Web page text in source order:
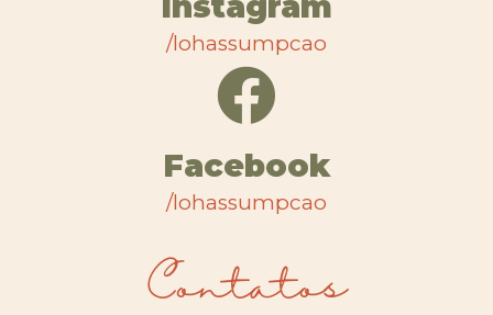
/lohassumpcao
Facebook
/lohassumpcao
Contatos